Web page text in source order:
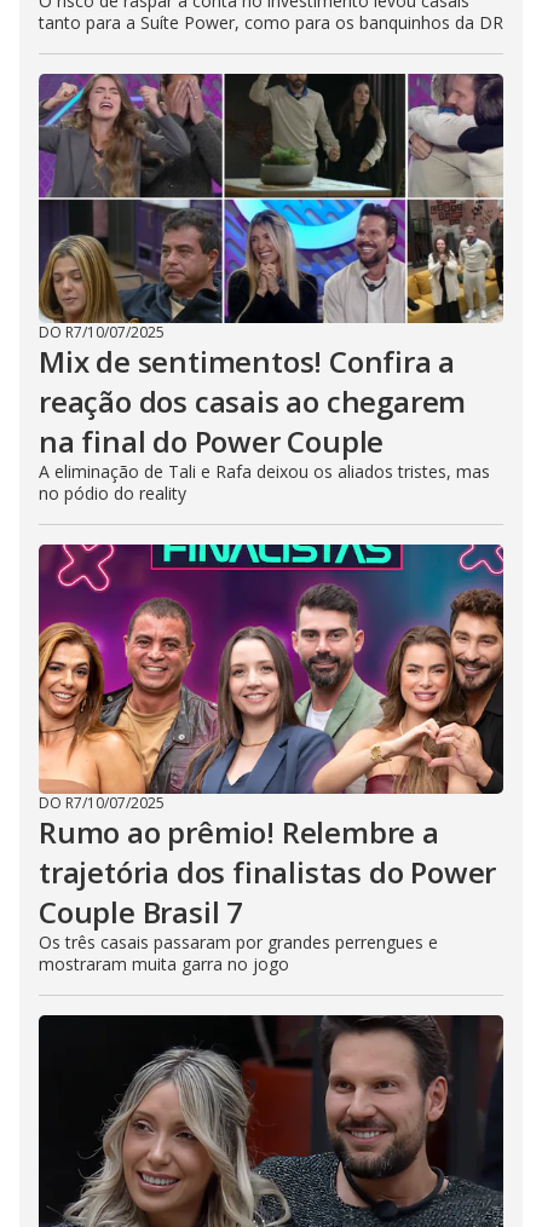
tanto para a Suíte Power, como para os banquinhos da DR
DO R7/10/07/2025
Mix de sentimentos! Confira a
reação dos casais ao chegarem
na final do Power Couple
A eliminação de Tali e Rafa deixou os aliados tristes, mas
no pódio do reality
DO R7/10/07/2025
Rumo ao prêmio! Relembre a
trajetória dos finalistas do Power
Couple Brasil 7
Os três casais passaram por grandes perrengues e
mostraram muita garra no jogo